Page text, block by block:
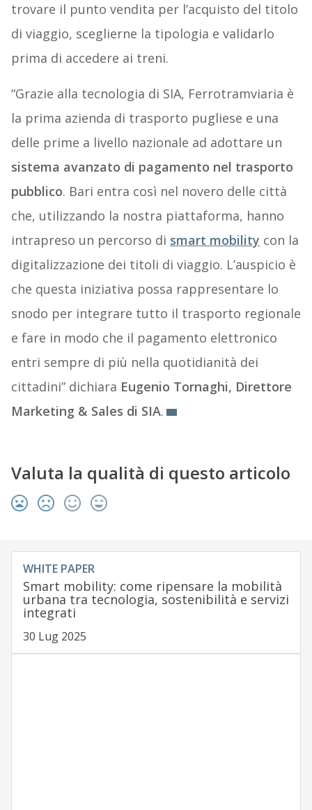
trovare il punto vendita per l’acquisto del titolo
di viaggio, sceglierne la tipologia e validarlo
prima di accedere ai treni.
“Grazie alla tecnologia di SIA, Ferrotramviaria è
la prima azienda di trasporto pugliese e una
delle prime a livello nazionale ad adottare un
sistema avanzato di pagamento nel trasporto
pubblico. Bari entra così nel novero delle città
che, utilizzando la nostra piattaforma, hanno
intrapreso un percorso di smart mobility con la
digitalizzazione dei titoli di viaggio. L’auspicio è
che questa iniziativa possa rappresentare lo
snodo per integrare tutto il trasporto regionale
e fare in modo che il pagamento elettronico
entri sempre di più nella quotidianità dei
cittadini” dichiara Eugenio Tornaghi, Direttore
Marketing & Sales di SIA.
Valuta la qualità di questo articolo
WHITE PAPER
Smart mobility: come ripensare la mobilità
urbana tra tecnologia, sostenibilità e servizi
integrati
30 Lug 2025